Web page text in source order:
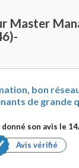
Master
bon
de grande
donné son avis le
Avis vérifié